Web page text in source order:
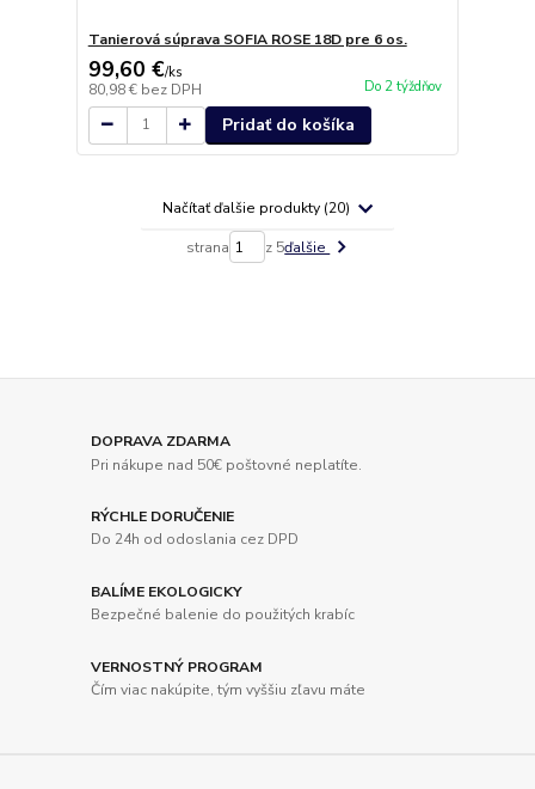
Tanierová súprava SOFIA ROSE 18D pre 6 os.
99,60 €/ks
80,98 € bez DPH Do 2 týždňov
Pridať do košíka
Načítať ďalšie produkty (20)
strana z 5ďalšie
DOPRAVA ZDARMA
Pri nákupe nad 50€ poštovné neplatíte.
RÝCHLE DORUČENIE
Do 24h od odoslania cez DPD
BALÍME EKOLOGICKY
Bezpečné balenie do použitých krabíc
VERNOSTNÝ PROGRAM
Čím viac nakúpite, tým vyššiu zľavu máte